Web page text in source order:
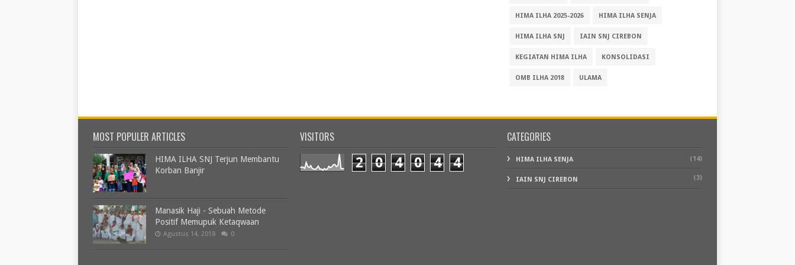
HIMA ILHA 2025-2026 HIMA ILHA SENJA
HIMA ILHA SNJ IAIN SNJ CIREBON
KEGIATAN HIMA ILHA KONSOLIDASI
OMB ILHA 2018 ULAMA
MOST POPULER ARTICLES
HIMA ILHA SNJ Terjun Membantu
Korban Banjir
Manasik Haji - Sebuah Metode
Positif Memupuk Ketaqwaan
Agustus 14, 2018 0
VISITORS
2 0 4 0 4 4
CATEGORIES
HIMA ILHA SENJA (14)
IAIN SNJ CIREBON (3)